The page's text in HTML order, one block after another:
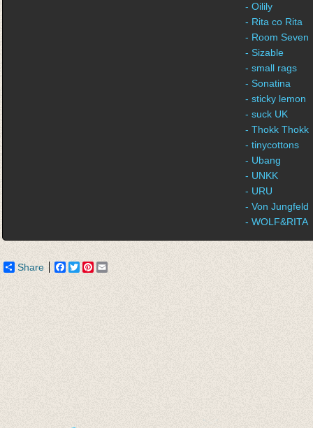
- Oilily
- Rita co Rita
- Room Seven
- Sizable
- small rags
- Sonatina
- sticky lemon
- suck UK
- Thokk Thokk
- tinycottons
- Ubang
- UNKK
- URU
- Von Jungfeld
- WOLF&RITA
Share Facebook
TwitterPinterest